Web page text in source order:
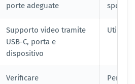
porte adeguate
Supporto video tramite
USB-C, porta e
dispositivo
Verificare
Per le